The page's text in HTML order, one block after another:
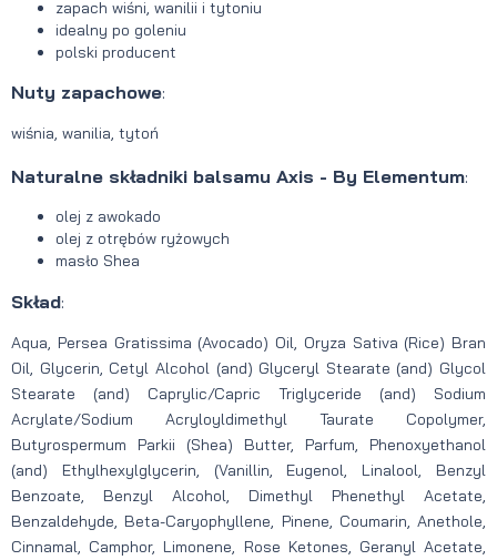
zapach wiśni, wanilii i tytoniu
idealny po goleniu
polski producent
Nuty zapachowe:
wiśnia, wanilia, tytoń
Naturalne składniki balsamu Axis - By Elementum:
olej z awokado
olej z otrębów ryżowych
masło Shea
Skład:
Aqua, Persea Gratissima (Avocado) Oil, Oryza Sativa (Rice) Bran
Oil, Glycerin, Cetyl Alcohol (and) Glyceryl Stearate (and) Glycol
Stearate (and) Caprylic/Capric Triglyceride (and) Sodium
Acrylate/Sodium Acryloyldimethyl Taurate Copolymer,
Butyrospermum Parkii (Shea) Butter, Parfum, Phenoxyethanol
(and) Ethylhexylglycerin, (Vanillin, Eugenol, Linalool, Benzyl
Benzoate, Benzyl Alcohol, Dimethyl Phenethyl Acetate,
Benzaldehyde, Beta-Caryophyllene, Pinene, Coumarin, Anethole,
Cinnamal, Camphor, Limonene, Rose Ketones, Geranyl Acetate,